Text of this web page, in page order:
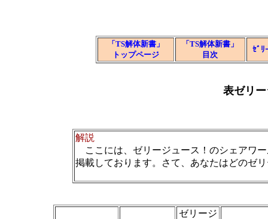
「TS解体新書」
トップページ
「TS解体新書」
目次
ｾﾞﾘ
表ゼリ
解説
ここには、ゼリージュース！のシェアワ
掲載しております。さて、あなたはどのゼ
ゼリージ